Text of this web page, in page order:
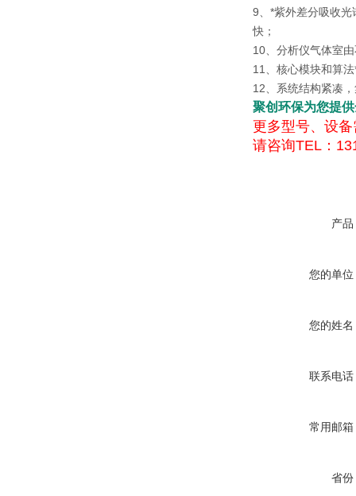
9、*紫外差分吸收
快；
10、分析仪气体室
11、核心模块和算
12、系统结构紧凑
聚创环保为您提
更多型号、设
请咨询TEL：
产品
您的单位
您的姓名
联系电话
常用邮箱
省份